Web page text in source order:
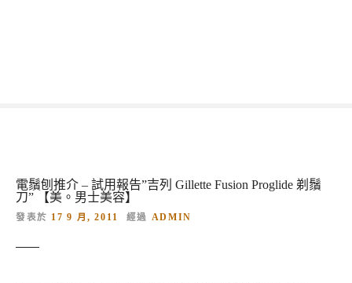
電鬚刨推介 – 試用報告”吉列 Gillette Fusion Proglide 剃鬚
刀” 【美。男士美容】
發表於 17 9 月, 2011 經過 ADMIN